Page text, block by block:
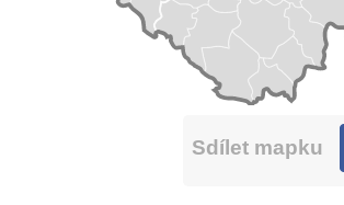
Sdílet mapku